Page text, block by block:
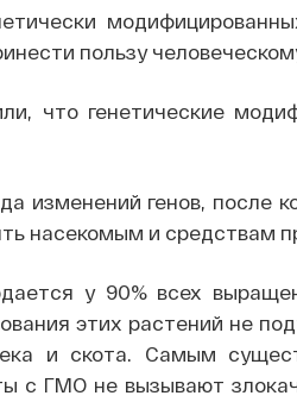
пользу
что генетические
изменений генов, после
насекомым и средствам
у 90% всех
этих растений не
и скота. Самым
с ГМО не вызывают